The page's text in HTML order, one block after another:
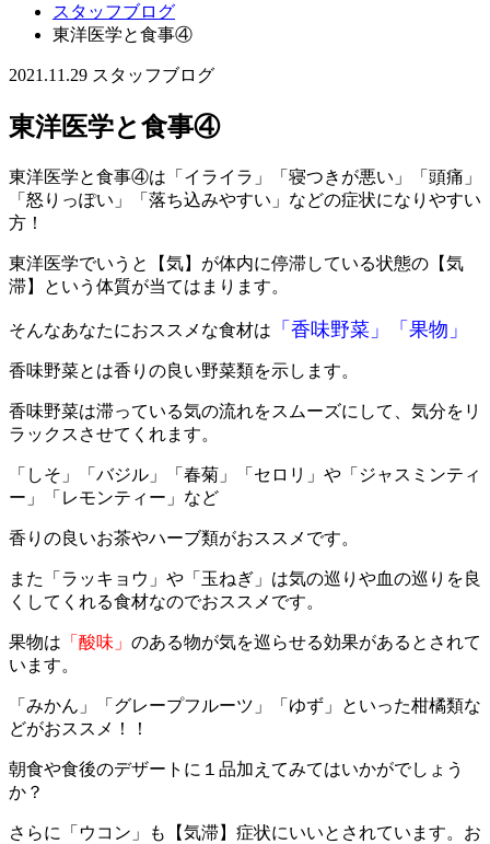
スタッフブログ
東洋医学と食事④
2021.11.29 スタッフブログ
東洋医学と食事④
東洋医学と食事④は「イライラ」「寝つきが悪い」「頭痛」
「怒りっぽい」「落ち込みやすい」などの症状になりやすい
方！
東洋医学でいうと【気】が体内に停滞している状態の【気
滞】という体質が当てはまります。
そんなあなたにおススメな食材は 「香味野菜」「果物」
香味野菜とは香りの良い野菜類を示します。
香味野菜は滞っている気の流れをスムーズにして、気分をリ
ラックスさせてくれます。
「しそ」「バジル」「春菊」「セロリ」や「ジャスミンティ
ー」「レモンティー」など
香りの良いお茶やハーブ類がおススメです。
また「ラッキョウ」や「玉ねぎ」は気の巡りや血の巡りを良
くしてくれる食材なのでおススメです。
果物は 「酸味」 のある物が気を巡らせる効果があるとされて
います。
「みかん」「グレープフルーツ」「ゆず」といった柑橘類な
どがおススメ！！
朝食や食後のデザートに１品加えてみてはいかがでしょう
か？
さらに「ウコン」も【気滞】症状にいいとされています。お